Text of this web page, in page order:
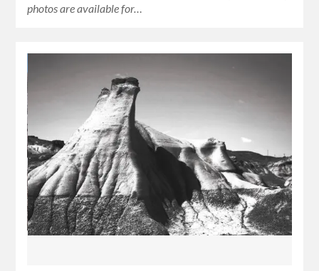
photos are available for…